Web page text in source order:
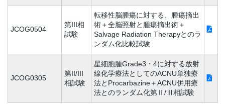
JCOG0504
第III相
試験
転移性脳腫瘍に対する、腫瘍摘出
術＋全脳照射と腫瘍摘出術＋
Salvage Radiation Therapyとのラ
ンダム化比較試験
JCOG0305
第II/III
相試験
星細胞腫Grade3・4に対する放射
線化学療法としてのACNU単独療
法とProcarbazine＋ACNU併用療
法とのランダム化第Ⅱ/Ⅲ相試験